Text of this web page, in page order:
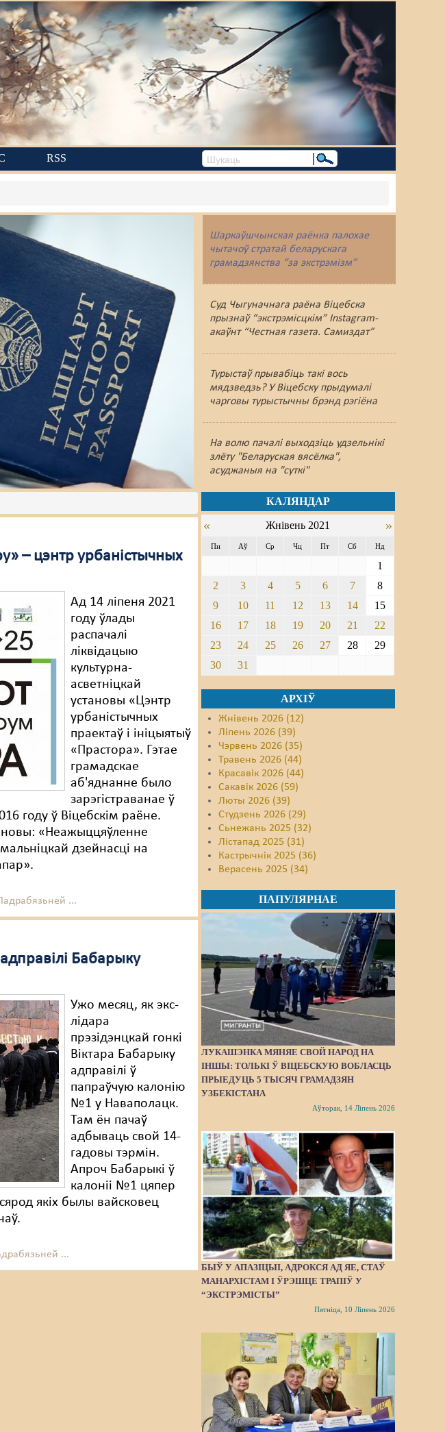
RSS
Шаркаўшчынская раёнка палохае
чытачоў стратай беларускага
грамадзянства “за экстрэмізм”
Суд Чыгуначнага раёна Віцебска
прызнаў “экстрэмісцкім” Instagram-
акаўнт “Честная газета. Самиздат”
Турыстаў прывабіць такі вось
мядзведзь? У Віцебску прыдумалі
чарговы турыстычны брэнд рэгіёна
На волю пачалі выходзіць удзельнікі
злёту "Беларуская вясёлка",
асуджаныя на "суткі"
– цэнтр урбаністычных
Ад 14 ліпеня 2021
году ўлады
распачалі
ліквідацыю
культурна-
асветніцкай
установы «Цэнтр
урбаністычных
праектаў і ініцыятыў
«Прастора». Гэтае
грамадскае
аб'яднанне было
зарэгістраванае ў
году ў Віцебскім раёне.
«Неажыццяўленне
дзейнасці на
...
Бабарыку
Ужо месяц, як экс-
лідара
прэзідэнцкай гонкі
Віктара Бабарыку
адправілі ў
папраўчую калонію
№1 у Наваполацк.
Там ён пачаў
адбываць свой 14-
гадовы тэрмін.
Апроч Бабарыкі ў
калоніі №1 цяпер
якіх былы вайсковец
...
КАЛЯНДАР
« Жнівень 2021 »
Пн Аў Ср Чц Пт Сб Нд
1
2
3 4 5 6 7
8
9
10 11 12 13 14
15
16
17 18 19 20 21
22
23
24 25 26 27 28
29
30
31
АРХІЎ
Жнівень 2026 (12)
Ліпень 2026 (39)
Чэрвень 2026 (35)
Травень 2026 (44)
Красавік 2026 (44)
Сакавік 2026 (59)
Люты 2026 (39)
Студзень 2026 (29)
Сьнежань 2025 (32)
Лістапад 2025 (31)
Кастрычнік 2025 (36)
Верасень 2025 (34)
ПАПУЛЯРНАЕ
ЛУКАШЭНКА МЯНЯЕ СВОЙ НАРОД НА
ІНШЫ: ТОЛЬКІ Ў ВІЦЕБСКУЮ ВОБЛАСЦЬ
ПРЫЕДУЦЬ 5 ТЫСЯЧ ГРАМАДЗЯН
УЗБЕКІСТАНА
Аўторак, 14 Ліпень 2026
БЫЎ У АПАЗІЦЫІ, АДРОКСЯ АД ЯЕ, СТАЎ
МАНАРХІСТАМ І ЎРЭШЦЕ ТРАПІЎ У
“ЭКСТРЭМІСТЫ”
Пятніца, 10 Ліпень 2026